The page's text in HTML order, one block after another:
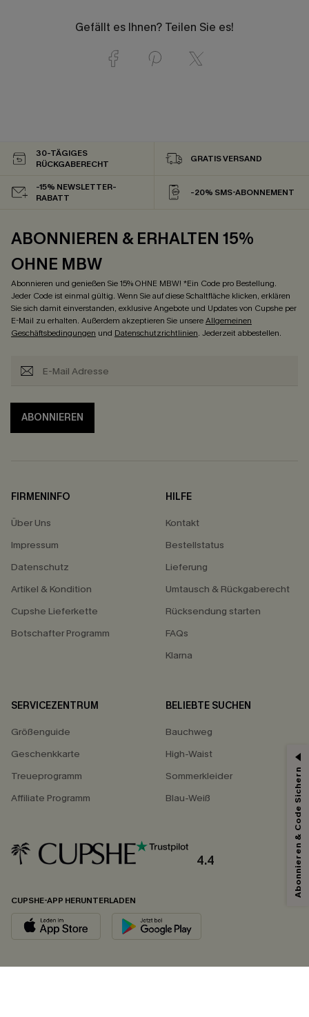
Gefällt es Ihnen? Teilen Sie es!
30-TÄGIGES
RÜCKGABERECHT
GRATIS VERSAND
-15% NEWSLETTER-
RABATT
-20% SMS-ABONNEMENT
ABONNIEREN & ERHALTEN 15%
OHNE MBW
Abonnieren und genießen Sie 15% OHNE MBW! *Ein Code pro Bestellung.
Jeder Code ist einmal gültig. Wenn Sie auf diese Schaltfläche klicken, erklären
Sie sich damit einverstanden, exklusive Angebote und Updates von Cupshe per
E-Mail zu erhalten. Außerdem akzeptieren Sie unsereAllgemeinen
Geschäftsbedingungen und Datenschutzrichtlinien. Jederzeit abbestellen.
ABONNIEREN
FIRMENINFO
Über Uns
Impressum
Datenschutz
Artikel & Kondition
Cupshe Lieferkette
Botschafter Programm
HILFE
Kontakt
Bestellstatus
Lieferung
Umtausch & Rückgaberecht
Rücksendung starten
FAQs
Klarna
SERVICEZENTRUM
Größenguide
Geschenkkarte
Treueprogramm
Affiliate Programm
BELIEBTE SUCHEN
Bauchweg
High-Waist
Sommerkleider
Blau-Weiß
4.4
CUPSHE-APP HERUNTERLADEN
Abonnieren & Code Sichern